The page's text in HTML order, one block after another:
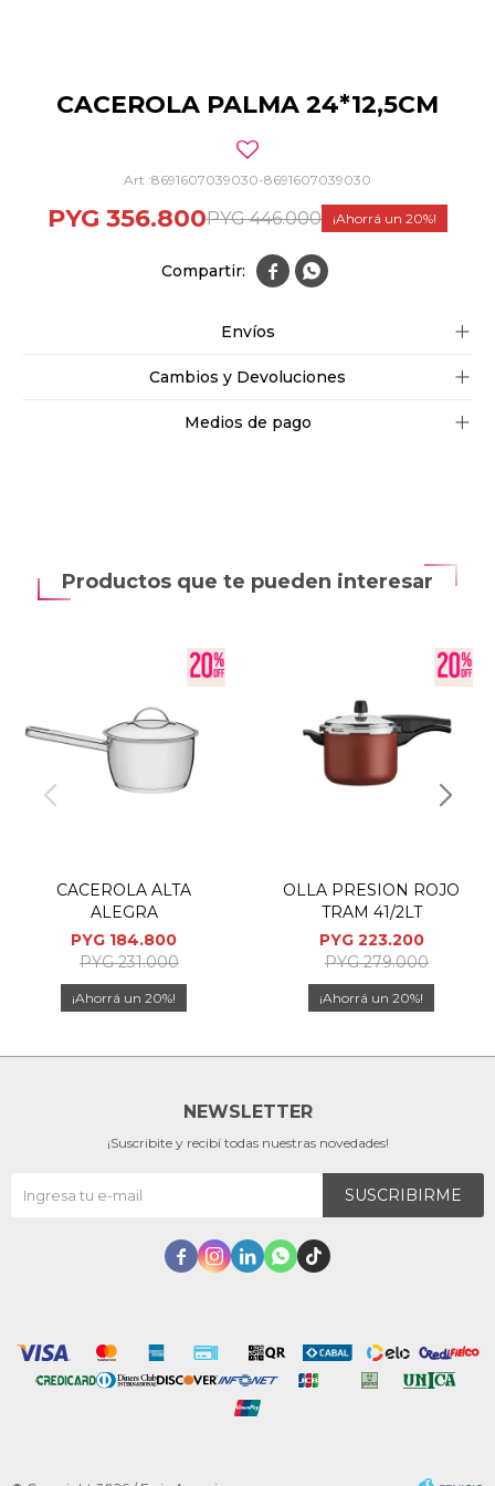
CACEROLA PALMA 24*12,5CM
8691607039030-8691607039030
PYG 356.800PYG 446.000 20
 
Envíos
Cambios y Devoluciones
Medios de pago
Productos que te pueden interesar
CACEROLA ALTA
ALEGRA
PYG 184.800
PYG 231.000
20
OLLA PRESION ROJO
TRAM 41/2LT
PYG 223.200
PYG 279.000
20
NEWSLETTER
¡Suscribite y recibí todas nuestras novedades!
SUSCRIBIRME
    